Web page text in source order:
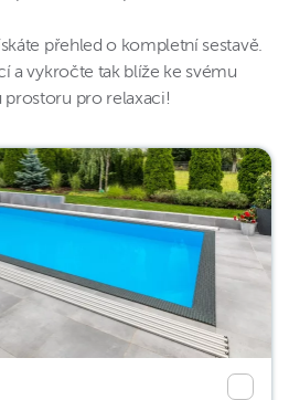
přehled o kompletní sestavě.
a vykročte tak blíže ke svému
prostoru pro relaxaci!